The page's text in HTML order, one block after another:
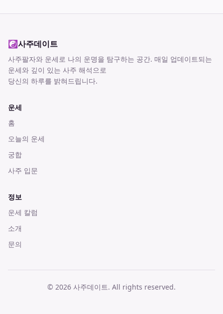
☯사주데이트
사주팔자와 운세로 나의 운명을 탐구하는 공간. 매일 업데이트되는
운세와 깊이 있는 사주 해석으로
당신의 하루를 밝혀드립니다.
운세
홈
오늘의 운세
궁합
사주 입문
정보
운세 칼럼
소개
문의
© 2026 사주데이트. All rights reserved.